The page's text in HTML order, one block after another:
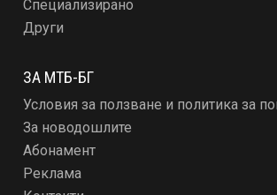
Специализирано
Други
ЗА МТБ-БГ
Условия за ползване и политика за
За новодошлите
Абонамент
Реклама